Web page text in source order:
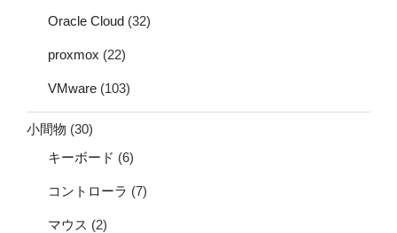
Oracle Cloud (32)
proxmox (22)
VMware (103)
小間物 (30)
キーボード (6)
コントローラ (7)
マウス (2)